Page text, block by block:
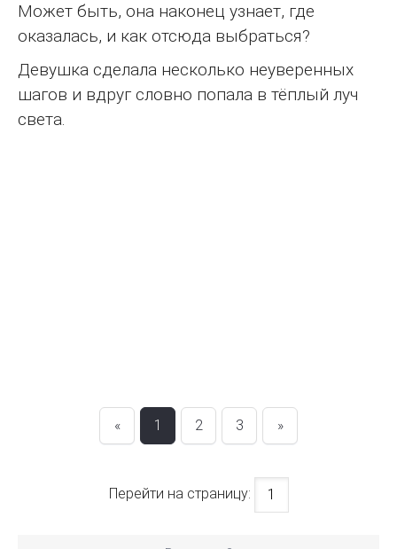
Может быть, она наконец узнает, где
оказалась, и как отсюда выбраться?
Девушка сделала несколько неуверенных
шагов и вдруг словно попала в тёплый луч
света.
« 1 2 3 »
Перейти на страницу: